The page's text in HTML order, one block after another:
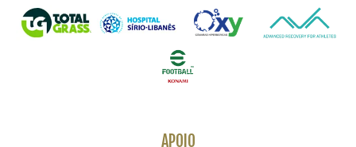
APOIO